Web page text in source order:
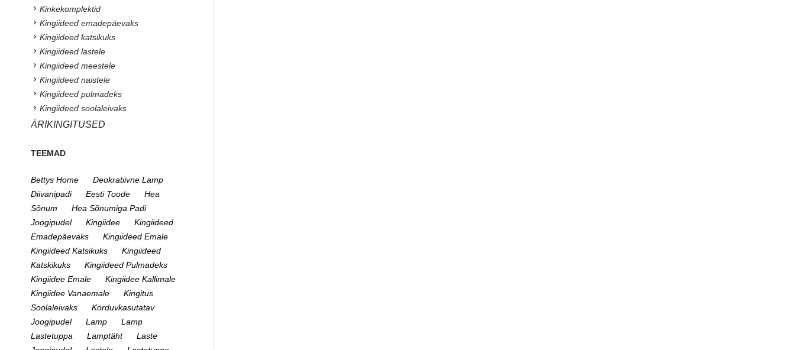
Kinkekomplektid
Kingiideed emadepäevaks
Kingiideed katsikuks
Kingiideed lastele
Kingiideed meestele
Kingiideed naistele
Kingiideed pulmadeks
Kingiideed soolaleivaks
ÄRIKINGITUSED
TEEMAD
Bettys Home
Deokratiivne Lamp
Diivanipadi
Eesti Toode
Hea
Sõnum
Hea Sõnumiga Padi
Joogipudel
Kingiidee
Kingiideed
Emadepäevaks
Kingiideed Emale
Kingiideed Katsikuks
Kingiideed
Katskikuks
Kingiideed Pulmadeks
Kingiidee Emale
Kingiidee Kallimale
Kingiidee Vanaemale
Kingitus
Soolaleivaks
Korduvkasutatav
Joogipudel
Lamp
Lamp
Lastetuppa
Lamptäht
Laste